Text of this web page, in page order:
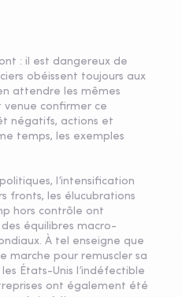
: il est dangereux de
obéissent toujours aux
attendre les mêmes
confirmer ce
négatifs, actions et
temps, les exemples
l’intensification
fronts, les élucubrations
hors contrôle ont
équilibres macro-
À tel enseigne que
marche pour remuscler sa
États-Unis l’indéfectible
ont également été